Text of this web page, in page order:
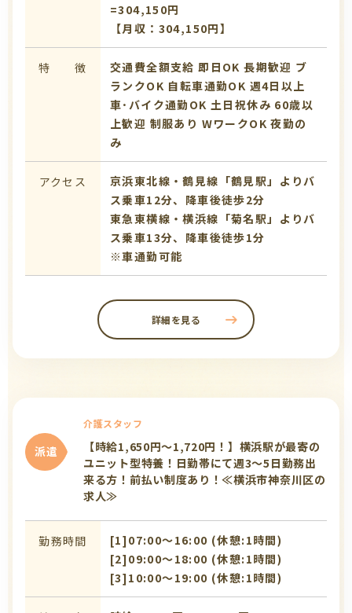
=304,150円
【月収：304,150円】
特 徴 交通費全額支給 即日OK 長期歓迎 ブ
ランクOK 自転車通勤OK 週4日以上
車･バイク通勤OK 土日祝休み 60歳以
上歓迎 制服あり WワークOK 夜勤の
み
アクセス
京浜東北線・鶴見線「鶴見駅」よりバ
ス乗車12分、降車後徒歩2分
東急東横線・横浜線「菊名駅」よりバ
ス乗車13分、降車後徒歩1分
※車通勤可能
詳細を見る
派遣
介護スタッフ
【時給1,650円～1,720円！】横浜駅が最寄の
ユニット型特養！日勤帯にて週3～5日勤務出
来る方！前払い制度あり！≪横浜市神奈川区の
求人≫
勤務時間
[1]07:00〜16:00 (休憩:1時間)
[2]09:00〜18:00 (休憩:1時間)
[3]10:00〜19:00 (休憩:1時間)